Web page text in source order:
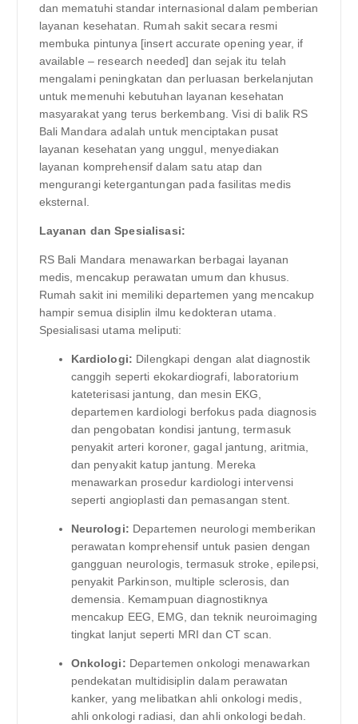
dan mematuhi standar internasional dalam pemberian
layanan kesehatan. Rumah sakit secara resmi
membuka pintunya [insert accurate opening year, if
available – research needed] dan sejak itu telah
mengalami peningkatan dan perluasan berkelanjutan
untuk memenuhi kebutuhan layanan kesehatan
masyarakat yang terus berkembang. Visi di balik RS
Bali Mandara adalah untuk menciptakan pusat
layanan kesehatan yang unggul, menyediakan
layanan komprehensif dalam satu atap dan
mengurangi ketergantungan pada fasilitas medis
eksternal.
Layanan dan Spesialisasi:
RS Bali Mandara menawarkan berbagai layanan
medis, mencakup perawatan umum dan khusus.
Rumah sakit ini memiliki departemen yang mencakup
hampir semua disiplin ilmu kedokteran utama.
Spesialisasi utama meliputi:
Kardiologi: Dilengkapi dengan alat diagnostik
canggih seperti ekokardiografi, laboratorium
kateterisasi jantung, dan mesin EKG,
departemen kardiologi berfokus pada diagnosis
dan pengobatan kondisi jantung, termasuk
penyakit arteri koroner, gagal jantung, aritmia,
dan penyakit katup jantung. Mereka
menawarkan prosedur kardiologi intervensi
seperti angioplasti dan pemasangan stent.
Neurologi: Departemen neurologi memberikan
perawatan komprehensif untuk pasien dengan
gangguan neurologis, termasuk stroke, epilepsi,
penyakit Parkinson, multiple sclerosis, dan
demensia. Kemampuan diagnostiknya
mencakup EEG, EMG, dan teknik neuroimaging
tingkat lanjut seperti MRI dan CT scan.
Onkologi: Departemen onkologi menawarkan
pendekatan multidisiplin dalam perawatan
kanker, yang melibatkan ahli onkologi medis,
ahli onkologi radiasi, dan ahli onkologi bedah.